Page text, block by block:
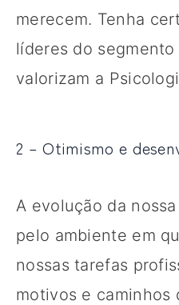
merecem. Tenha
líderes do
valorizam a
2 – Otimismo e
A evolução da
pelo ambiente em
nossas tarefas
motivos e caminhos